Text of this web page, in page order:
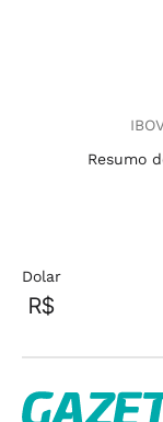
Resumo
Dolar
R$